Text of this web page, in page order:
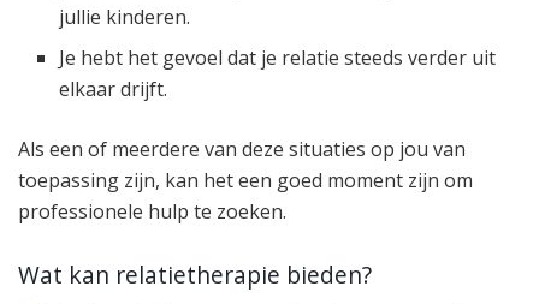
jullie kinderen.
Je hebt het gevoel dat je relatie steeds verder uit
elkaar drijft.
Als een of meerdere van deze situaties op jou van
toepassing zijn, kan het een goed moment zijn om
professionele hulp te zoeken.
Wat kan relatietherapie bieden?